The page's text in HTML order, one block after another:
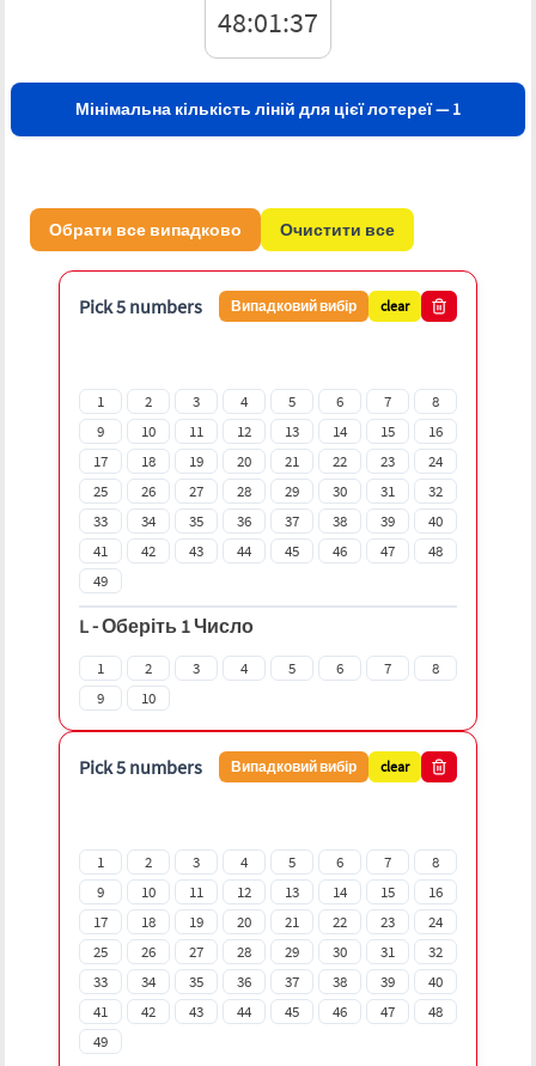
48:01:37
Мінімальна кількість ліній для цієї лотереї — 1
Обрати все випадково Очистити все
Pick 5 numbers Випадковий вибір clear
1 2 3 4 5 6 7
8
9
10 11 12 13 14 15
16
17
18 19 20 21 22 23
24
25
26 27 28 29 30 31
32
33
34 35 36 37 38 39
40
41
42 43 44 45 46 47
48
49
L-Оберіть 1 Число
1 2 3 4 5 6 7
8
9
10
Pick 5 numbers Випадковий вибір clear
1 2 3 4 5 6 7
8
9
10 11 12 13 14 15
16
17
18 19 20 21 22 23
24
25
26 27 28 29 30 31
32
33
34 35 36 37 38 39
40
41
42 43 44 45 46 47
48
49